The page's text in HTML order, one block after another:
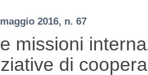
2016, n. 67
missioni
di